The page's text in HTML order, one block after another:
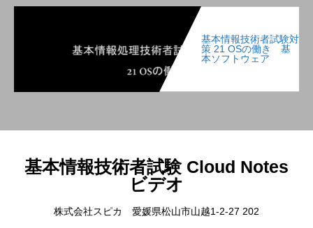
基本情報技術者試験対
策 21 OSの働き 基
本ソフトウェア
基本情報技術者試験 Cloud Notes
ビデオ
株式会社スピカ 愛媛県松山市山越1-2-27 202